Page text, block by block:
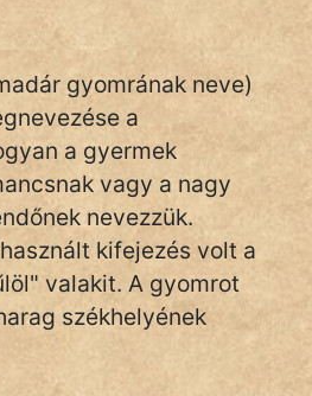
gyomrának neve)
a
a gyermek
vagy a nagy
nevezzük.
kifejezés volt a
valakit. A gyomrot
székhelyének